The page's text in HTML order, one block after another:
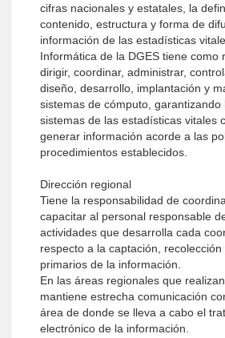
cifras nacionales y estatales, la
contenido, estructura y forma de
información de las estadísticas
Informática de la DGES tiene como
dirigir, coordinar, administrar,
diseño, desarrollo, implantación y
sistemas de cómputo, garantizando
sistemas de las estadísticas vitales
generar información acorde a las
procedimientos establecidos.
Dirección regional
Tiene la responsabilidad de
capacitar al personal responsable
actividades que desarrolla cada
respecto a la captación,
primarios de la información.
En las áreas regionales que
mantiene estrecha comunicación
área de donde se lleva a cabo el
electrónico de la información.